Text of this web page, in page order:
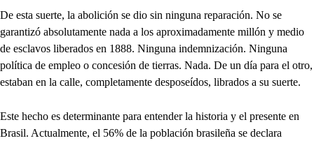
De esta suerte, la abolición se dio sin ninguna reparación. No se
garantizó absolutamente nada a los aproximadamente millón y medio
de esclavos liberados en 1888. Ninguna indemnización. Ninguna
política de empleo o concesión de tierras. Nada. De un día para el otro,
estaban en la calle, completamente desposeídos, librados a su suerte.
Este hecho es determinante para entender la historia y el presente en
Brasil. Actualmente, el 56% de la población brasileña se declara